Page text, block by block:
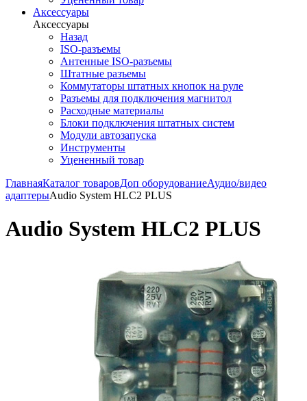
Аксессуары
Аксессуары
Назад
ISO-разъемы
Антенные ISO-разъемы
Штатные разъемы
Коммутаторы штатных кнопок на руле
Разъемы для подключения магнитол
Расходные материалы
Блоки подключения штатных систем
Модули автозапуска
Инструменты
Уцененный товар
ГлавнаяКаталог товаровДоп оборудованиеАудио/видео
адаптерыAudio System HLC2 PLUS
Audio System HLC2 PLUS